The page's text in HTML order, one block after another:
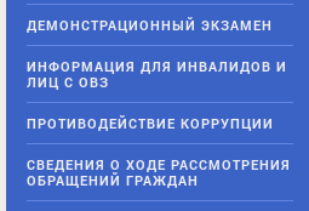
ДЕМОНСТРАЦИОННЫЙ ЭКЗАМЕН
ИНФОРМАЦИЯ ДЛЯ ИНВАЛИДОВ И
ЛИЦ С ОВЗ
ПРОТИВОДЕЙСТВИЕ КОРРУПЦИИ
СВЕДЕНИЯ О ХОДЕ РАССМОТРЕНИЯ
ОБРАЩЕНИЙ ГРАЖДАН